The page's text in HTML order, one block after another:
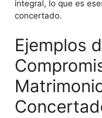
integral, lo que es
concertado.
Ejemplos